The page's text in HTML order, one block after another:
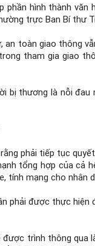
phần hình thành
trực Ban Bí thư
toàn giao thông
tham gia giao
bị thương là nỗi
phải tiếp tục
tổng hợp của cả
tính mạng cho nhân
phải được thực
trình thông